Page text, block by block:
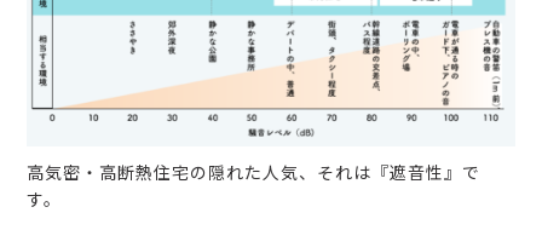
高気密・高断熱住宅の隠れた人気、それは『遮音性』で
す。